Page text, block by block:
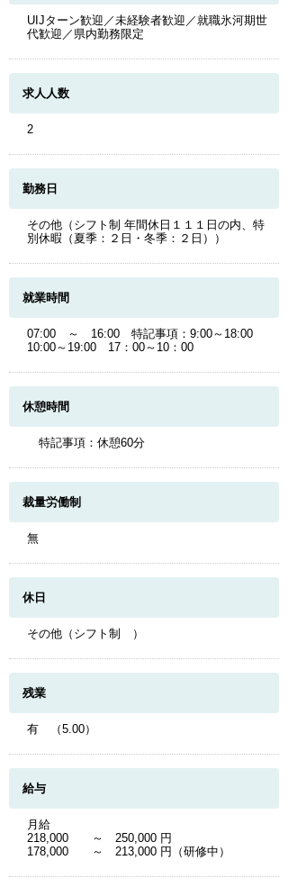
UIJターン歓迎／未経験者歓迎／就職氷河期世
代歓迎／県内勤務限定
求人人数
2
勤務日
その他（シフト制 年間休日１１１日の内、特
別休暇（夏季：２日・冬季：２日））
就業時間
07:00 ～ 16:00 特記事項：9:00～18:00
10:00～19:00 17：00～10：00
休憩時間
特記事項：休憩60分
裁量労働制
無
休日
その他（シフト制 ）
残業
有 （5.00）
給与
月給
218,000 ～ 250,000 円
178,000 ～ 213,000 円（研修中）